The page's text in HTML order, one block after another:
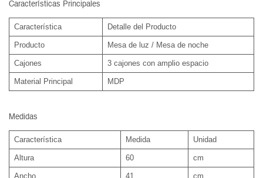
Características Principales
Característica Detalle del Producto
Producto Mesa de luz / Mesa de noche
Cajones 3 cajones con amplio espacio
Material Principal MDP
Medidas
Característica Medida Unidad
Altura 60 cm
Ancho 41 cm